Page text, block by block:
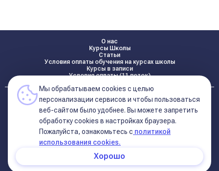
О нас
Курсы Школы
Статьи
Условия оплаты обучения на курсах школы
Курсы в записи
Условия оплаты (11 поток)
Реквизиты
Контакты
Политика конфиденциальности
Договор оферта (соглашение)
+7 495 681 02 96
11-ый Дом© 2026 Школа Астрологии
Катерины Дятловой 11-ый Дом
Мы обрабатываем cookies с целью
персонализации сервисов и чтобы пользоваться
веб-сайтом было удобнее. Вы можете запретить
обработку сookies в настройках браузера.
Пожалуйста, ознакомьтесь с политикой
использования cookies.
Хорошо